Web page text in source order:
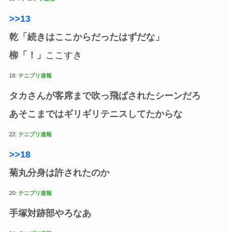
>>13
乾「続きはここからだったはずだな」
柳「！」 ここすき
18: テニプリ速報
タカさんが客席まで吹っ飛ばされたシーンだろ
あそこまではギリギリテニスしてたからな
22: テニプリ速報
>>18
菊丸分身は許されたのか
20: テニプリ速報
手塚対跡部やろなあ